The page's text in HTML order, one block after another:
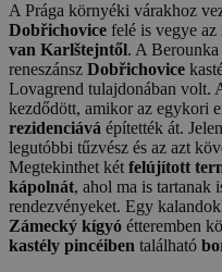
A Prága környéki várakhoz
Dobřichovice felé is vegye
van Karlštejntől. A
reneszánsz Dobřichovice
Lovagrend tulajdonában volt.
kezdődött, amikor az egykori
rezidenciává építették át.
legutóbbi tűzvész és az azt
Megtekinthet két felújított
kápolnát, ahol ma is tartanak
rendezvényeket. Egy
Zámecký kígyó étteremben
kastély pincéiben található